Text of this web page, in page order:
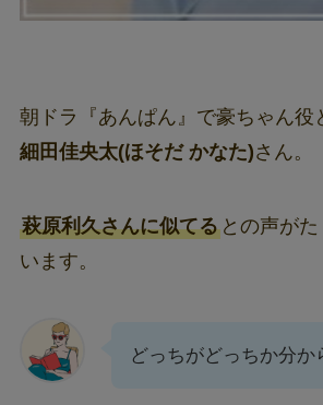
朝ドラ『あんぱん』で豪ちゃん役
細田佳央太(ほそだ かなた)さん。
萩原利久さんに似てるとの声が
います。
どっちがどっちか分か